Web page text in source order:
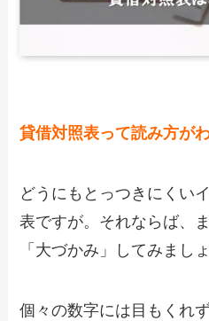
貸借対照表って読み方が
どうにもとっつきにくい
表ですが。それならば、
「大づかみ」してみましょ
個々の数字には目もくれ